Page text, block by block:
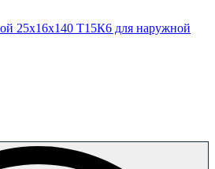
25х16х140 Т15К6 для наружной